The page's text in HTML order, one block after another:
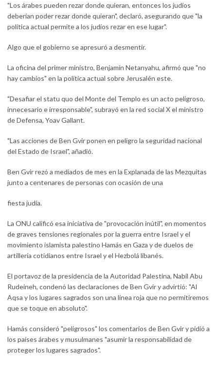
"Los árabes pueden rezar donde quieran, entonces los judíos
deberían poder rezar donde quieran", declaró, asegurando que "la
política actual permite a los judíos rezar en ese lugar".
Algo que el gobierno se apresuró a desmentir.
La oficina del primer ministro, Benjamín Netanyahu, afirmó que "no
hay cambios" en la política actual sobre Jerusalén este.
"Desafiar el statu quo del Monte del Templo es un acto peligroso,
innecesario e irresponsable", subrayó en la red social X el ministro
de Defensa, Yoav Gallant.
"Las acciones de Ben Gvir ponen en peligro la seguridad nacional
del Estado de Israel", añadió.
Ben Gvir rezó a mediados de mes en la Explanada de las Mezquitas
junto a centenares de personas con ocasión de una
fiesta judía.
La ONU calificó esa iniciativa de "provocación inútil", en momentos
de graves tensiones regionales por la guerra entre Israel y el
movimiento islamista palestino Hamás en Gaza y de duelos de
artillería cotidianos entre Israel y el Hezbolá libanés.
El portavoz de la presidencia de la Autoridad Palestina, Nabil Abu
Rudeineh, condenó las declaraciones de Ben Gvir y advirtió: "Al
Aqsa y los lugares sagrados son una línea roja que no permitiremos
que se toque en absoluto".
Hamás consideró "peligrosos" los comentarios de Ben Gvir y pidió a
los países árabes y musulmanes "asumir la responsabilidad de
proteger los lugares sagrados".